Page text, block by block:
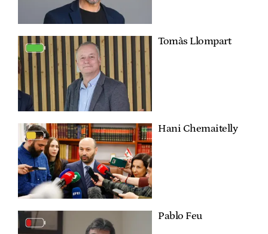
Tomàs Llompart
Hani Chemaitelly
Pablo Feu